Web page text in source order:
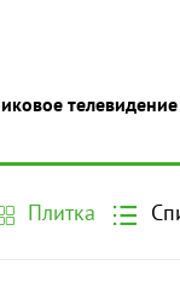
телевидение
Плитка